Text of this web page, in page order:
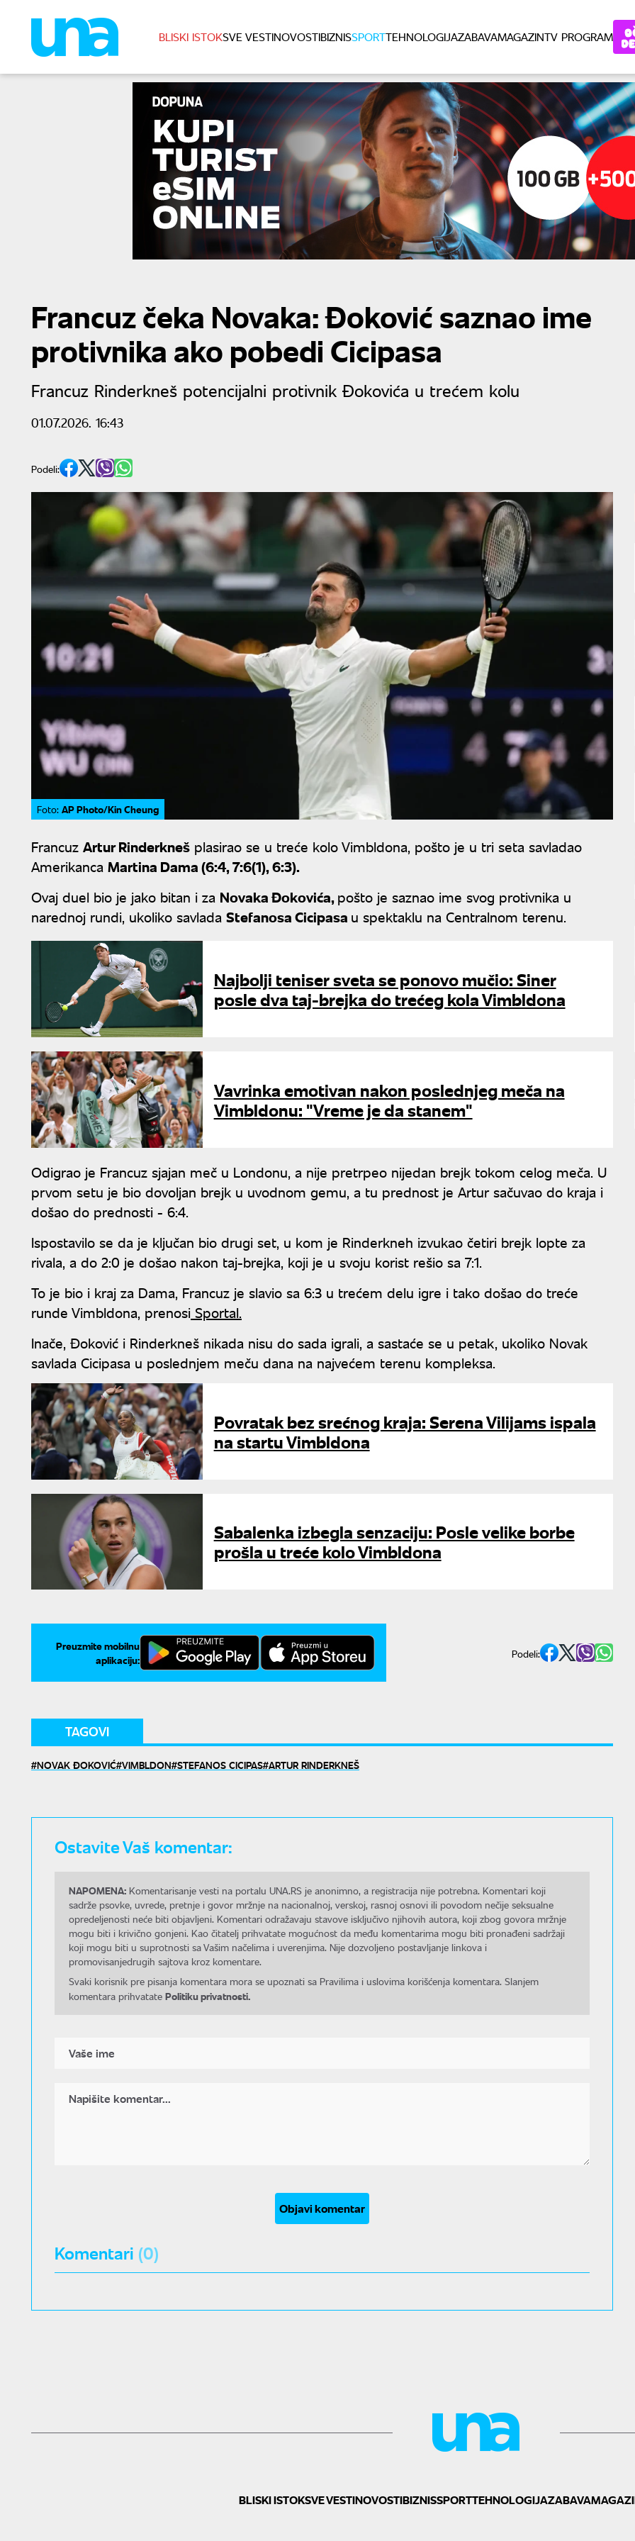
BLISKI ISTOKSVE VESTINOVOSTIBIZNISSPORTTEHNOLOGIJAZABAVAMAGAZINTV PROGRAM
Francuz čeka Novaka: Đoković saznao ime
protivnika ako pobedi Cicipasa
Francuz Rinderkneš potencijalni protivnik Đokovića u trećem kolu
01.07.2026. 16:43
Podeli:
Foto: AP Photo/Kin Cheung
Francuz Artur Rinderkneš plasirao se u treće kolo Vimbldona, pošto je u tri seta savladao
Amerikanca Martina Dama (6:4, 7:6(1), 6:3).
Ovaj duel bio je jako bitan i za Novaka Đokovića,pošto je saznao ime svog protivnika u
narednoj rundi, ukoliko savlada Stefanosa Cicipasa u spektaklu na Centralnom terenu.
Najbolji teniser sveta se ponovo mučio: Siner
posle dva taj-brejka do trećeg kola Vimbldona
Vavrinka emotivan nakon poslednjeg meča na
Vimbldonu: "Vreme je da stanem"
Odigrao je Francuz sjajan meč u Londonu, a nije pretrpeo nijedan brejk tokom celog meča. U
prvom setu je bio dovoljan brejk u uvodnom gemu, a tu prednost je Artur sačuvao do kraja i
došao do prednosti - 6:4.
Ispostavilo se da je ključan bio drugi set, u kom je Rinderkneh izvukao četiri brejk lopte za
rivala, a do 2:0 je došao nakon taj-brejka, koji je u svoju korist rešio sa 7:1.
To je bio i kraj za Dama, Francuz je slavio sa 6:3 u trećem delu igre i tako došao do treće
runde Vimbldona, prenosi Sportal.
Inače, Đoković i Rinderkneš nikada nisu do sada igrali, a sastaće se u petak, ukoliko Novak
savlada Cicipasa u poslednjem meču dana na najvećem terenu kompleksa.
Povratak bez srećnog kraja: Serena Vilijams ispala
na startu Vimbldona
Sabalenka izbegla senzaciju: Posle velike borbe
prošla u treće kolo Vimbldona
Preuzmite mobilnu
aplikaciju:
Podeli:
TAGOVI
NOVAK ĐOKOVIĆ VIMBLDON STEFANOS CICIPAS ARTUR RINDERKNEŠ
Ostavite Vaš komentar:
NAPOMENA: Komentarisanje vesti na portalu UNA.RS je anonimno, a registracija nije potrebna. Komentari koji
sadrže psovke, uvrede, pretnje i govor mržnje na nacionalnoj, verskoj, rasnoj osnovi ili povodom nečije seksualne
opredeljenosti neće biti objavljeni. Komentari odražavaju stavove isključivo njihovih autora, koji zbog govora mržnje
mogu biti i krivično gonjeni. Kao čitatelj prihvatate mogućnost da među komentarima mogu biti pronađeni sadržaji
koji mogu biti u suprotnosti sa Vašim načelima i uverenjima. Nije dozvoljeno postavljanje linkova i
promovisanjedrugih sajtova kroz komentare.
Svaki korisnik pre pisanja komentara mora se upoznati sa Pravilima i uslovima korišćenja komentara. Slanjem
komentara prihvatate Politiku privatnosti.
Objavi komentar
Komentari (0)
BLISKI ISTOKSVE VESTINOVOSTIBIZNISSPORTTEHNOLOGIJAZABAVA